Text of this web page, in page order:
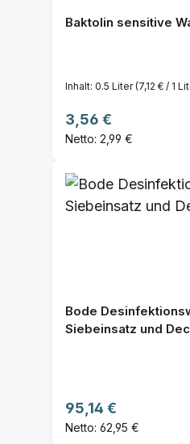
Baktolin sensitive
Inhalt: 0.5 Liter(7,12 € / 1
Regulärer Preis:
3,56 €
Netto: 2,99 €
Bode
Siebeinsatz und
Regulärer Preis:
95,14 €
Netto: 62,95 €